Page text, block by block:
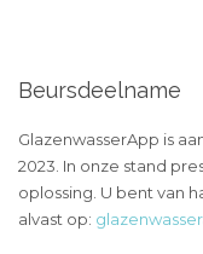
Beursdeelname
GlazenwasserApp is
2023. In onze stand
oplossing. U bent van
alvast op: